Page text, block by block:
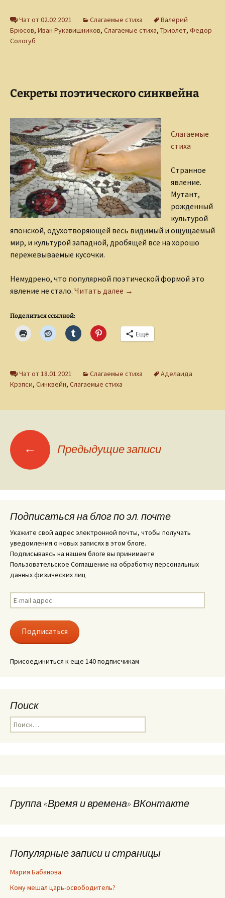
Чат от 02.02.2021 Слагаемые стиха
Валерий
Брюсов, Иван Рукавишников, Слагаемые стиха, Триолет, Федор
Сологуб
Секреты поэтического синквейна
Слагаемые
стиха
Странное
явление.
Мутант,
рожденный
культурой
японской, одухотворяющей весь видимый и ощущаемый
мир, и культурой западной, дробящей все на хорошо
пережевываемые кусочки.
Немудрено, что популярной поэтической формой это
явление не стало. Читать далее Секреты поэтического
→
Поделиться ссылкой:
Ещё
Чат от 18.01.2021 Слагаемые стиха
Аделаида
Крэпси, Синквейн, Слагаемые стиха
Навигация
по
записям
← Предыдущие записи
Подписаться на блог по эл. почте
Укажите свой адрес электронной почты, чтобы получать
уведомления о новых записях в этом блоге.
Подписываясь на нашем блоге вы принимаете
Пользовательское Соглашение на обработку персональных
данных физических лиц
E-
mail
Подписаться
Присоединиться к еще 140 подписчикам
Поиск
Найти:
Группа «Время и времена» ВКонтакте
Популярные записи и страницы
Мария Бабанова
Кому мешал царь-освободитель?